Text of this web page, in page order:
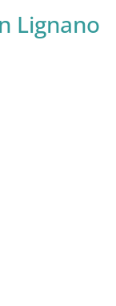
Lignano